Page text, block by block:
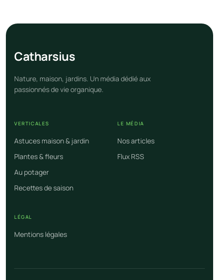
Catharsius
Nature, maison, jardins. Un média dédié aux
passionnés de vie organique.
VERTICALES
Astuces maison & jardin
Plantes & fleurs
Au potager
Recettes de saison
LE MÉDIA
Nos articles
Flux RSS
LÉGAL
Mentions légales